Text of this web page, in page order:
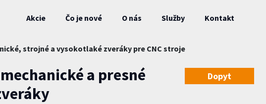
Akcie Čo je nové O nás Služby Kontakt
strojné a vysokotlaké zveráky pre CNC stroje
a presné
Dopyt